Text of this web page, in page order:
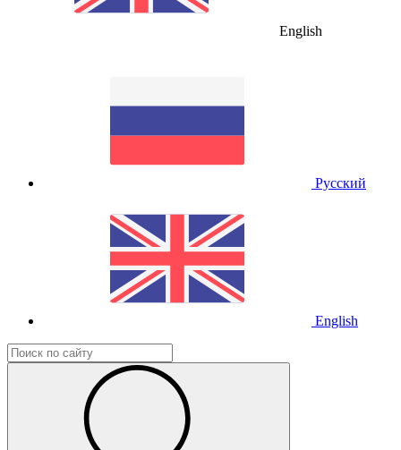
English
Русский
English